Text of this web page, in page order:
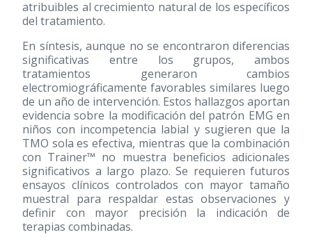
atribuibles al crecimiento natural de los específicos
del tratamiento.
En síntesis, aunque no se encontraron diferencias
significativas entre los grupos, ambos
tratamientos generaron cambios
electromiográficamente favorables similares luego
de un año de intervención. Estos hallazgos aportan
evidencia sobre la modificación del patrón EMG en
niños con incompetencia labial y sugieren que la
TMO sola es efectiva, mientras que la combinación
con Trainer™ no muestra beneficios adicionales
significativos a largo plazo. Se requieren futuros
ensayos clínicos controlados con mayor tamaño
muestral para respaldar estas observaciones y
definir con mayor precisión la indicación de
terapias combinadas.